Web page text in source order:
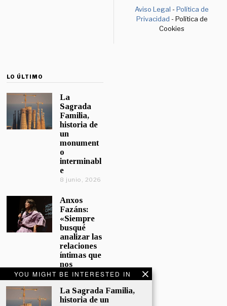
YOU MIGHT BE INTERESTED IN
La Sagrada Familia,
historia de un
Aviso Legal -Política de
Privacidad - Política de
Cookies
LO ÚLTIMO
La
Sagrada
Familia,
historia de
un
monument
o
interminabl
e
8 junio, 2026
Anxos
Fazáns:
«Siempre
busqué
analizar las
relaciones
íntimas que
nos
afectan»
5 junio, 2026
El hijo de la